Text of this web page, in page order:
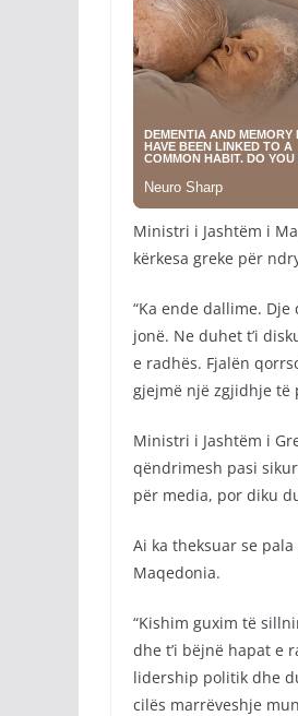
Ministri i Jashtëm i
kërkesa greke për
“Ka ende dallime.
jonë. Ne duhet t’i
e radhës. Fjalën
gjejmë një zgjidhje të
Ministri i Jashtëm i
qëndrimesh pasi
për media, por diku
Ai ka theksuar se
Maqedonia.
“Kishim guxim të
dhe t’i bëjnë hapat e
lidership politik dhe
cilës marrëveshje